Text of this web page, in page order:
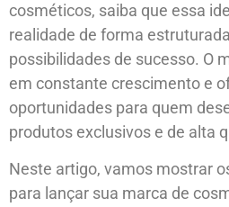
cosméticos, saiba que essa
realidade de forma
possibilidades de sucesso. O
em constante crescimento e
oportunidades para quem
produtos exclusivos e de alta
Neste artigo, vamos mostrar
para lançar sua marca de